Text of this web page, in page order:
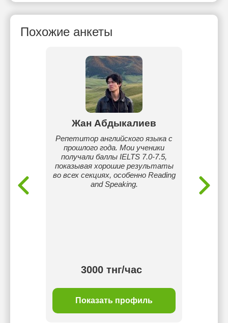
Похожие анкеты
Жан Абдыкалиев
Репетитор английского языка с
прошлого года. Мои ученики
получали баллы IELTS 7.0-7.5,
показывая хорошие результаты
во всех секциях, особенно Reading
and Speaking.
3000 тнг/час
Показать профиль